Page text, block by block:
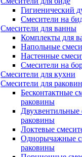
Гигиенический
Смесители на
Смесители для ванны
Комплекты для
Напольные
Настенные
Смесители на
Смесители для кухни
Смесители для
Бесконтактные
раковины
Двухвентильные
раковины
Локтевые
Однорычажные
раковины